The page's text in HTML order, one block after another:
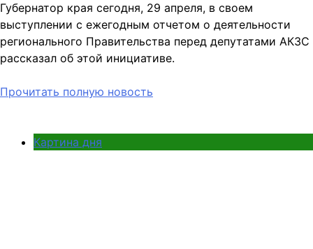
Губернатор края сегодня, 29 апреля, в своем
выступлении с ежегодным отчетом о деятельности
регионального Правительства перед депутатами АКЗС
рассказал об этой инициативе.
Прочитать полную новость
Картина дня